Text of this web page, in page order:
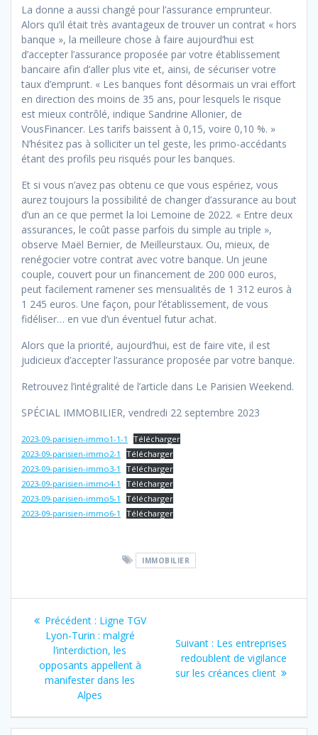
La donne a aussi changé pour l’assurance emprunteur.
Alors qu’il était très avantageux de trouver un contrat « hors
banque », la meilleure chose à faire aujourd’hui est
d’accepter l’assurance proposée par votre établissement
bancaire afin d’aller plus vite et, ainsi, de sécuriser votre
taux d’emprunt. « Les banques font désormais un vrai effort
en direction des moins de 35 ans, pour lesquels le risque
est mieux contrôlé, indique Sandrine Allonier, de
VousFinancer. Les tarifs baissent à 0,15, voire 0,10 %. »
N’hésitez pas à solliciter un tel geste, les primo-accédants
étant des profils peu risqués pour les banques.
Et si vous n’avez pas obtenu ce que vous espériez, vous
aurez toujours la possibilité de changer d’assurance au bout
d’un an ce que permet la loi Lemoine de 2022. « Entre deux
assurances, le coût passe parfois du simple au triple »,
observe Maël Bernier, de Meilleurstaux. Ou, mieux, de
renégocier votre contrat avec votre banque. Un jeune
couple, couvert pour un financement de 200 000 euros,
peut facilement ramener ses mensualités de 1 312 euros à
1 245 euros. Une façon, pour l’établissement, de vous
fidéliser… en vue d’un éventuel futur achat.
Alors que la priorité, aujourd’hui, est de faire vite, il est
judicieux d’accepter l’assurance proposée par votre banque.
Retrouvez l’intégralité de l’article dans Le Parisien Weekend.
SPÉCIAL IMMOBILIER, vendredi 22 septembre 2023
2023-09-parisien-immo1-1-1
Télécharger
2023-09-parisien-immo2-1
Télécharger
2023-09-parisien-immo3-1
Télécharger
2023-09-parisien-immo4-1
Télécharger
2023-09-parisien-immo5-1
Télécharger
2023-09-parisien-immo6-1
Télécharger
IMMOBILIER
Navigation
l’article
Précédent : Article
précédent
:
Ligne TGV
Lyon-Turin : malgré
l’interdiction, les
opposants appellent à
manifester dans les
Alpes
Suivant : Article
suivant
:
Les entreprises
redoublent de vigilance
sur les créances client